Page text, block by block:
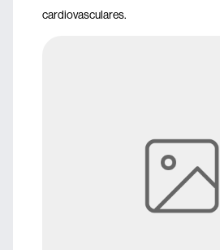
cardiovasculares.